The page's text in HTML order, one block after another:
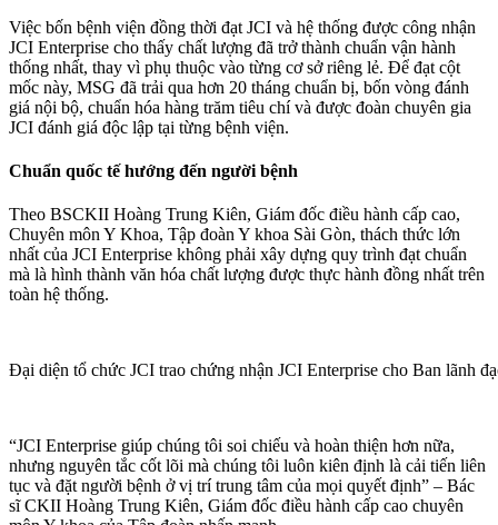
Việc bốn bệnh viện đồng thời đạt JCI và hệ thống được công nhận
JCI Enterprise cho thấy chất lượng đã trở thành chuẩn vận hành
thống nhất, thay vì phụ thuộc vào từng cơ sở riêng lẻ. Để đạt cột
mốc này, MSG đã trải qua hơn 20 tháng chuẩn bị, bốn vòng đánh
giá nội bộ, chuẩn hóa hàng trăm tiêu chí và được đoàn chuyên gia
JCI đánh giá độc lập tại từng bệnh viện.
Chuẩn quốc tế hướng đến người bệnh
Theo BSCKII Hoàng Trung Kiên, Giám đốc điều hành cấp cao,
Chuyên môn Y Khoa, Tập đoàn Y khoa Sài Gòn, thách thức lớn
nhất của JCI Enterprise không phải xây dựng quy trình đạt chuẩn
mà là hình thành văn hóa chất lượng được thực hành đồng nhất trên
toàn hệ thống.
Đại diện tổ chức JCI trao chứng nhận JCI Enterprise cho Ban lãnh
“JCI Enterprise giúp chúng tôi soi chiếu và hoàn thiện hơn nữa,
nhưng nguyên tắc cốt lõi mà chúng tôi luôn kiên định là cải tiến liên
tục và đặt người bệnh ở vị trí trung tâm của mọi quyết định” – Bác
sĩ CKII Hoàng Trung Kiên, Giám đốc điều hành cấp cao chuyên